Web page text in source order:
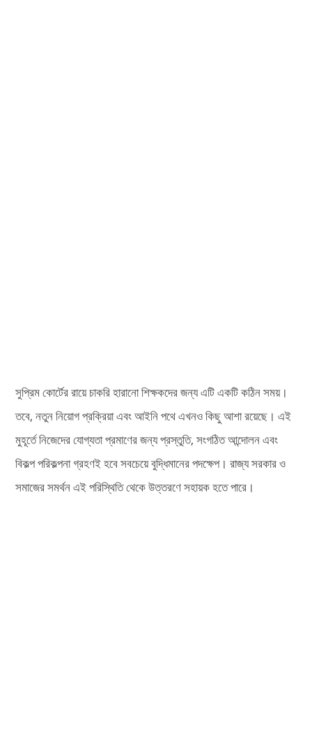
সুপ্রিম কোর্টের রায়ে চাকরি হারানো শিক্ষকদের জন্য এটি একটি কঠিন সময়।
তবে, নতুন নিয়োগ প্রক্রিয়া এবং আইনি পথে এখনও কিছু আশা রয়েছে। এই
মুহূর্তে নিজেদের যোগ্যতা প্রমাণের জন্য প্রস্তুতি, সংগঠিত আন্দোলন এবং
বিকল্প পরিকল্পনা গ্রহণই হবে সবচেয়ে বুদ্ধিমানের পদক্ষেপ। রাজ্য সরকার ও
সমাজের সমর্থন এই পরিস্থিতি থেকে উত্তরণে সহায়ক হতে পারে।